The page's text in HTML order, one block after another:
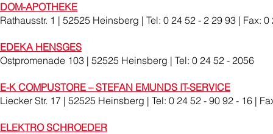
DOM-APOTHEKE
Rathausstr. 1 | 52525 Heinsberg | Tel: 0 24 52 - 2 29 93 | Fax:
EDEKA HENSGES
Ostpromenade 103 | 52525 Heinsberg | Tel: 0 24 52 - 2056
E-K COMPUSTORE – STEFAN EMUNDS IT-SERVICE
Liecker Str. 17 | 52525 Heinsberg | Tel: 0 24 52 - 90 92 - 16 |
ELEKTRO SCHROEDER